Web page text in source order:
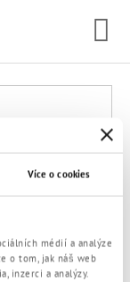
Více o cookies
médií a analýze
o tom, jak náš web
inzerci a analýzy.
VOP Kontakt